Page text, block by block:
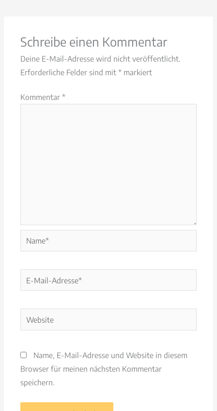
Schreibe einen Kommentar
Deine E-Mail-Adresse wird nicht veröffentlicht.
Erforderliche Felder sind mit *markiert
Kommentar *
Name*
E-
Mail-
Website
Name, E-Mail-Adresse und Website in diesem
Browser für meinen nächsten Kommentar
speichern.